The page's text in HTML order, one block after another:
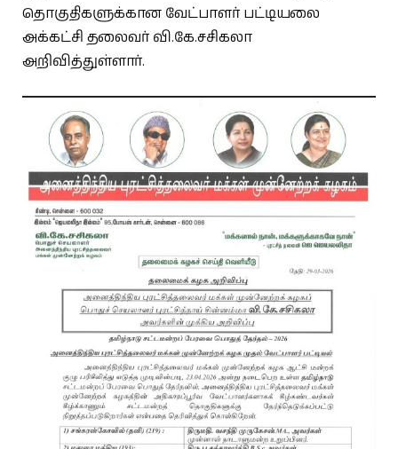
தொகுதிகளுக்கான வேட்பாளர் பட்டியலை
அக்கட்சி தலைவர் வி.கே.சசிகலா
அறிவித்துள்ளார்.